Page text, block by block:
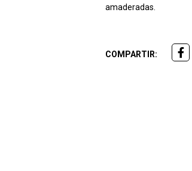
amaderadas.
COMPARTIR: